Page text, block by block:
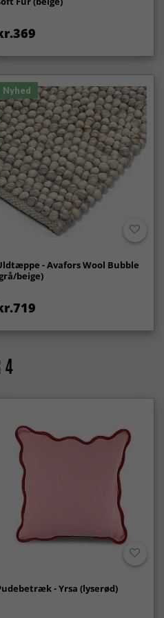
Nyhed
- Avafors Wool Bubble
beige)
4
- Yrsa (lyserød)